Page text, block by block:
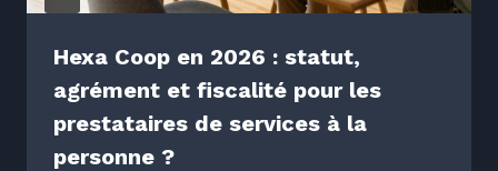
Hexa Coop en 2026 : statut,
agrément et fiscalité pour les
prestataires de services à la
personne ?